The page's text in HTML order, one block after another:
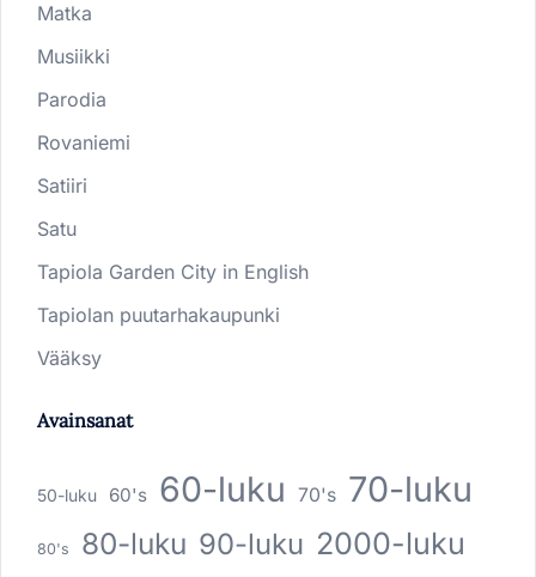
Matka
Musiikki
Parodia
Rovaniemi
Satiiri
Satu
Tapiola Garden City in English
Tapiolan puutarhakaupunki
Vääksy
Avainsanat
50-luku 60's 60-luku 70's 70-luku
80's 80-luku 90-luku 2000-luku